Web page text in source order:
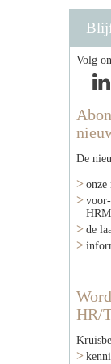
Volg
De
onze
de
HR/